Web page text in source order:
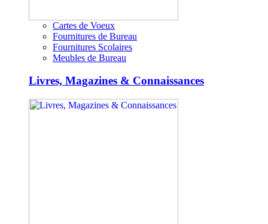
Cartes de Voeux
Fournitures de Bureau
Fournitures Scolaires
Meubles de Bureau
Livres, Magazines & Connaissances